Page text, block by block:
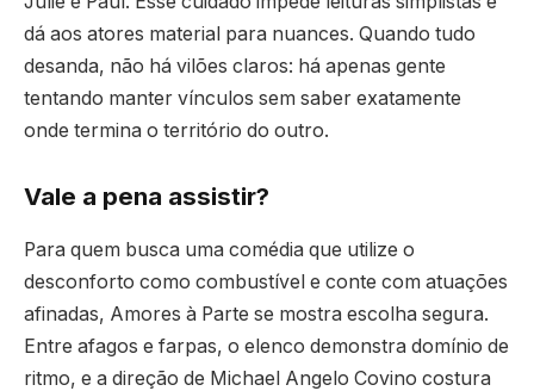
dá aos atores material para nuances. Quando tudo
desanda, não há vilões claros: há apenas gente
tentando manter vínculos sem saber exatamente
onde termina o território do outro.
Vale a pena assistir?
Para quem busca uma comédia que utilize o
desconforto como combustível e conte com atuações
afinadas, Amores à Parte se mostra escolha segura.
Entre afagos e farpas, o elenco demonstra domínio de
ritmo, e a direção de Michael Angelo Covino costura